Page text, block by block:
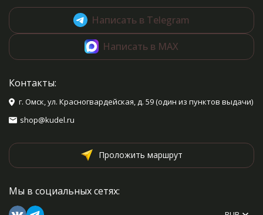
Написать в Telegram
Написать в MAX
Контакты:
г. Омск, ул. Красногвардейская, д. 59 (один из пунктов выдачи)
shop@kudel.ru
Проложить маршрут
Мы в социальных сетях: